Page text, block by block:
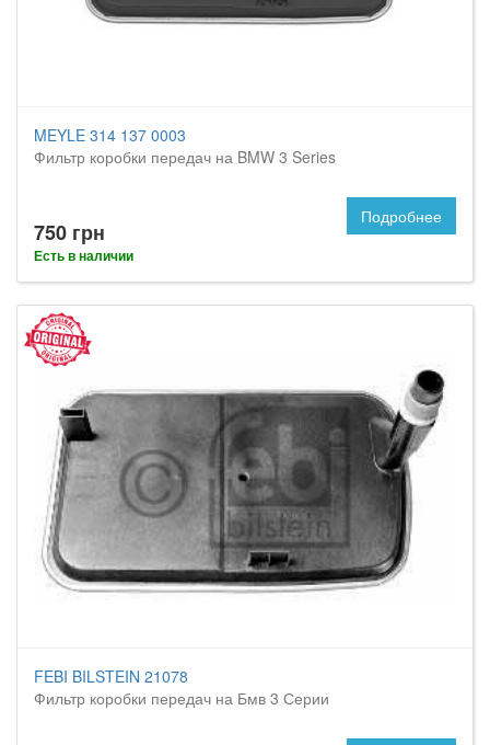
MEYLE 314 137 0003
Фильтр коробки передач на BMW 3 Series
750 грн
Есть в наличии
Подробнее
FEBI BILSTEIN 21078
Фильтр коробки передач на Бмв 3 Серии